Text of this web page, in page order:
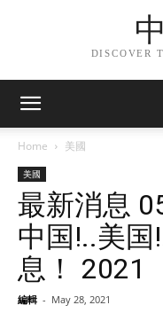
DISCOVER
Home 美國
美國
最新消息
中国!..美国
息！ 2021
編輯 - May 28, 2021